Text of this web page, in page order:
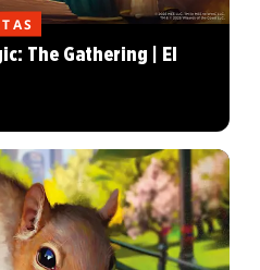
The Gathering | El